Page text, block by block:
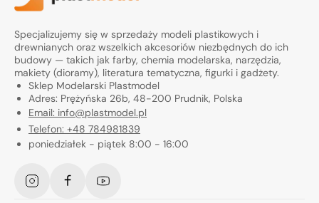
Specjalizujemy się w sprzedaży modeli plastikowych i
drewnianych oraz wszelkich akcesoriów niezbędnych do ich
budowy — takich jak farby, chemia modelarska, narzędzia,
makiety (dioramy), literatura tematyczna, figurki i gadżety.
Sklep Modelarski Plastmodel
Adres: Prężyńska 26b, 48-200 Prudnik, Polska
Email: info@plastmodel.pl
Telefon: +48 784981839
poniedziałek - piątek 8:00 - 16:00
InstagramFacebookYouTube